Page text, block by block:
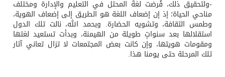
-ولتحقيق ذلك، فُرضت لغةُ المحتل في التعليم والإدارة ومختلف
مناحي الحياة؛ إذ إن إضعاف اللغة هو الطريق إلى إضعاف الهوية،
وطمس الثقافة، وتشويه الحضارة. وبحمد الله، نالت تلك الدول
استقلالها بعد سنواتٍ طويلة من الهيمنة، وبدأت تستعيد لغتها
ومقومات هويتها، وإن كانت بعض المجتمعات لا تزال تعاني آثار
تلك المرحلة حتى يومنا هذا.